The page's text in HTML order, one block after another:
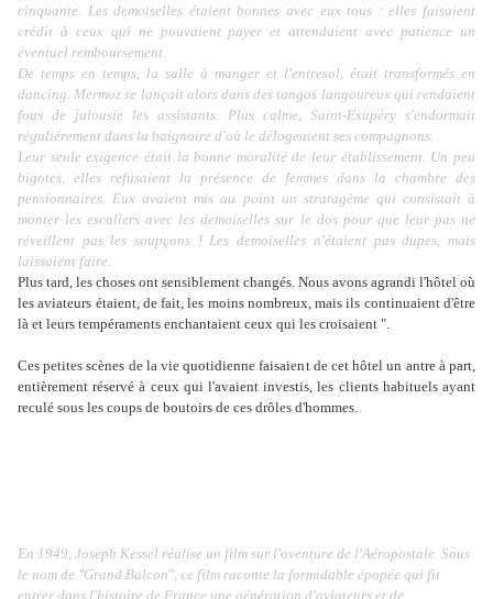
cinquante. Les demoiselles étaient bonnes avec eux tous : elles faisaient
crédit à ceux qui ne pouvaient payer et attendaient avec patience un
éventuel remboursement.
De temps en temps, la salle à manger et l'entresol, était transformés en
dancing. Mermoz se lançait alors dans des tangos langoureux qui rendaient
fous de jalousie les assistants. Plus calme, Saint-Exupéry s'endormait
régulièrement dans la baignoire d'où le délogeaient ses compagnons.
Leur seule exigence était la bonne moralité de leur établissement. Un peu
bigotes, elles refusaient la présence de femmes dans la chambre des
pensionnaires. Eux avaient mis au point un stratagème qui consistait à
monter les escaliers avec les demoiselles sur le dos pour que leur pas ne
réveillent pas les soupçons ! Les demoiselles n'étaient pas dupes, mais
laissaient faire.
Plus tard, les choses ont sensiblement changés. Nous avons agrandi l'hôtel où
les aviateurs étaient, de fait, les moins nombreux, mais ils continuaient d'être
là et leurs tempéraments enchantaient ceux qui les croisaient ".
Ces petites scènes de la vie quotidienne faisaient de cet hôtel un antre à part,
entièrement réservé à ceux qui l'avaient investis, les clients habituels ayant
reculé sous les coups de boutoirs de ces drôles d'hommes.
En 1949, Joseph Kessel réalise un film sur l'aventure de l'Aéropostale. Sous
le nom de "Grand Balcon", ce film raconte la formidable épopée qui fit
entrer dans l'histoire de France une génération d'aviateurs et de